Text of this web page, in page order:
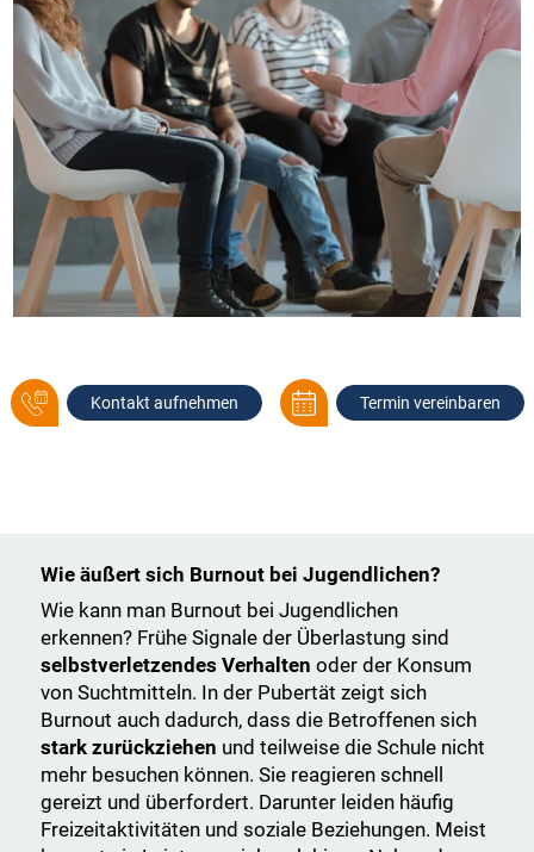
Kontakt aufnehmen Termin vereinbaren
Wie äußert sich Burnout bei Jugendlichen?
Wie kann man Burnout bei Jugendlichen
erkennen? Frühe Signale der Überlastung sind
selbstverletzendes Verhalten oder der Konsum
von Suchtmitteln. In der Pubertät zeigt sich
Burnout auch dadurch, dass die Betroffenen sich
stark zurückziehen und teilweise die Schule nicht
mehr besuchen können. Sie reagieren schnell
gereizt und überfordert. Darunter leiden häufig
Freizeitaktivitäten und soziale Beziehungen. Meist